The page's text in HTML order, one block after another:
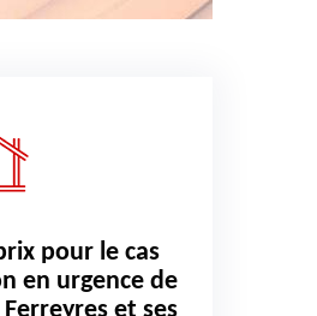
pour le cas
en urgence de